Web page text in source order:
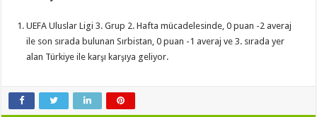
UEFA Uluslar Ligi 3. Grup 2. Hafta mücadelesinde, 0 puan -2 averaj
ile son sırada bulunan Sırbistan, 0 puan -1 averaj ve 3. sırada yer
alan Türkiye ile karşı karşıya geliyor.